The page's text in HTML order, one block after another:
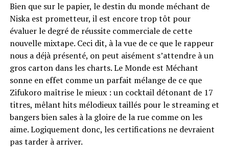
Bien que sur le papier, le destin du monde méchant de
Niska est prometteur, il est encore trop tôt pour
évaluer le degré de réussite commerciale de cette
nouvelle mixtape. Ceci dit, à la vue de ce que le rappeur
nous a déjà présenté, on peut aisément s’attendre à un
gros carton dans les charts. Le Monde est Méchant
sonne en effet comme un parfait mélange de ce que
Zifukoro maîtrise le mieux : un cocktail détonant de 17
titres, mêlant hits mélodieux taillés pour le streaming et
bangers bien sales à la gloire de la rue comme on les
aime. Logiquement donc, les certifications ne devraient
pas tarder à arriver.